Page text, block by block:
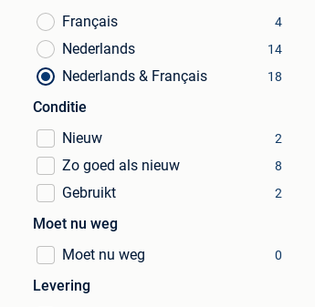
Français
4
Nederlands 14
Nederlands & Français 18
Conditie
Nieuw
2
Zo goed als nieuw 8
Gebruikt 2
Moet nu weg
Moet nu weg
0
Levering